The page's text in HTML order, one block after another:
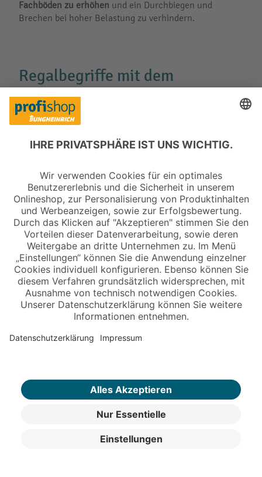
Fachböden zu erhöhen und ein Durchbiegen und
Brechen bei hoher Belastung zu verhindern.
Regalbegriffe mit dem
Buchstaben W
Winkelauflage
Winkelauflagen ermöglichen die sichere Einlagerung
Füße der Gitterboxen geführt und auf den Regalholmen
abgesetzt.
Winkelprofil
SieheSchraubsystem
Regalbegriffe mit dem
Buchstaben Z
Zubehör
erhältlich, mit dem die Lagereinrichtung
erweitert oder auf den betrieblichen Bedarf angepasst
werden kann. Dazu gehören unter anderem
oder Aufsteckrahmen.